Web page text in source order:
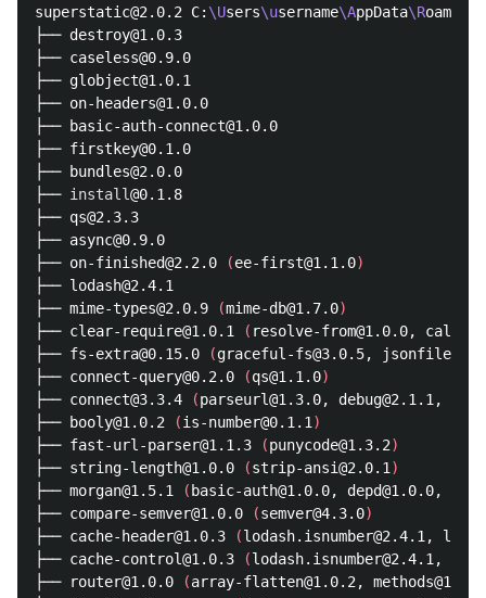
superstatic@2.0.2 C: \Users\username\AppData\Roaming
├── destroy@1.0.3
├── caseless@0.9.0
├── globject@1.0.1
├── on-headers@1.0.0
├── basic-auth-connect@1.0.0
├── firstkey@0.1.0
├── bundles@2.0.0
├── install@0.1.8
├── qs@2.3.3
├── async@0.9.0
├── on-finished@2.2.0
(ee-first@1.1.0)
├── lodash@2.4.1
├── mime-types@2.0.9
(mime-db@1.7.0)
├── clear-require@1.0.1
( resolve-from@1.0.0, caller-
├── fs-extra@0.15.0
(graceful-fs@3.0.5,
├── connect-query@0.2.0
(qs@1.1.0)
├── connect@3.3.4
(parseurl@1.3.0, debug@2.1.1,
├── booly@1.0.2
(is-number@0.1.1 )
├── fast-url-parser@1.1.3
(punycode@1.3.2)
├── string-length@1.0.0
(strip-ansi@2.0.1 )
├── morgan@1.5.1
( basic-auth@1.0.0, depd@1.0.0,
├── compare-semver@1.0.0
(semver@4.3.0)
├── cache-header@1.0.3
(lodash.isnumber@2.4.1,
├── cache-control@1.0.3
(lodash.isnumber@2.4.1,
├── router@1.0.0
(array-flatten@1.0.2,